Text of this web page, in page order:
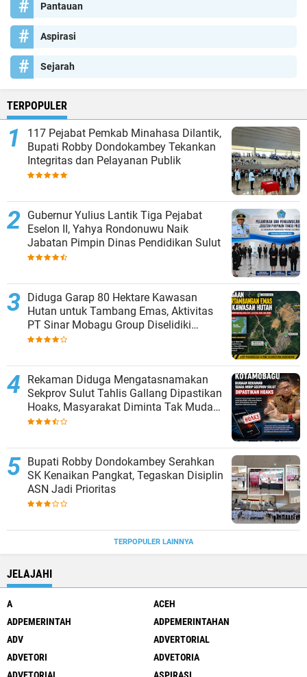
Pantauan
Aspirasi
Sejarah
TERPOPULER
117 Pejabat Pemkab Minahasa Dilantik,
Bupati Robby Dondokambey Tekankan
Integritas dan Pelayanan Publik
Gubernur Yulius Lantik Tiga Pejabat
Eselon II, Yahya Rondonuwu Naik
Jabatan Pimpin Dinas Pendidikan Sulut
Diduga Garap 80 Hektare Kawasan
Hutan untuk Tambang Emas, Aktivitas
PT Sinar Mobagu Group Diselidiki
Aparat
Rekaman Diduga Mengatasnamakan
Sekprov Sulut Tahlis Gallang Dipastikan
Hoaks, Masyarakat Diminta Tak Mudah
Percaya
Bupati Robby Dondokambey Serahkan
SK Kenaikan Pangkat, Tegaskan Disiplin
ASN Jadi Prioritas
TERPOPULER LAINNYA
JELAJAHI
A
ACEH
ADPEMERINTAH
ADPEMERINTAHAN
ADV
ADVERTORIAL
ADVETORI
ADVETORIA